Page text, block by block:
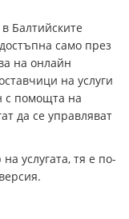
Балтийските
само през
на онлайн
на услуги
с помощта на
да се управляват
услугата, тя е по-